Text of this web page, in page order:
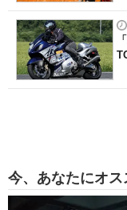
今、あなたにオス